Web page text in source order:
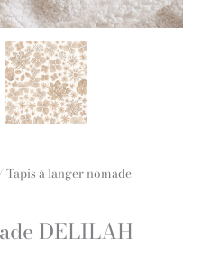
Tapis à langer nomade
DELILAH